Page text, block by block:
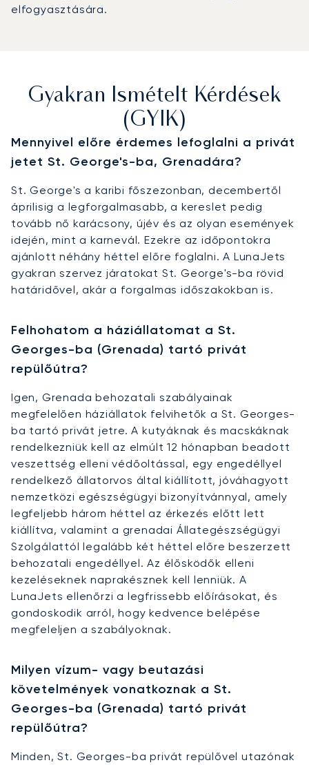
elfogyasztására.
Gyakran Ismételt Kérdések
(GYIK)
Mennyivel előre érdemes lefoglalni a privát
jetet St. George's-ba, Grenadára?
St. George's a karibi főszezonban, decembertől
áprilisig a legforgalmasabb, a kereslet pedig
tovább nő karácsony, újév és az olyan események
idején, mint a karnevál. Ezekre az időpontokra
ajánlott néhány héttel előre foglalni. A LunaJets
gyakran szervez járatokat St. George's-ba rövid
határidővel, akár a forgalmas időszakokban is.
Felhohatom a háziállatomat a St.
Georges-ba (Grenada) tartó privát
repülőútra?
Igen, Grenada behozatali szabályainak
megfelelően háziállatok felvihetők a St. Georges-
ba tartó privát jetre. A kutyáknak és macskáknak
rendelkezniük kell az elmúlt 12 hónapban beadott
veszettség elleni védőoltással, egy engedéllyel
rendelkező állatorvos által kiállított, jóváhagyott
nemzetközi egészségügyi bizonyítvánnyal, amely
legfeljebb három héttel az érkezés előtt lett
kiállítva, valamint a grenadai Állategészségügyi
Szolgálattól legalább két héttel előre beszerzett
behozatali engedéllyel. Az élősködők elleni
kezeléseknek naprakésznek kell lenniük. A
LunaJets ellenőrzi a legfrissebb előírásokat, és
gondoskodik arról, hogy kedvence belépése
megfeleljen a szabályoknak.
Milyen vízum- vagy beutazási
követelmények vonatkoznak a St.
Georges-ba (Grenada) tartó privát
repülőútra?
Minden, St. Georges-ba privát repülővel utazónak